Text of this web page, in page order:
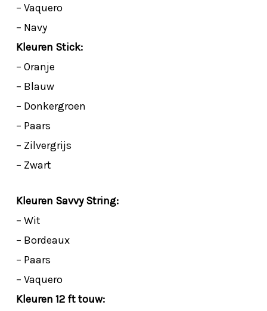
– Vaquero
– Navy
Kleuren Stick:
– Oranje
– Blauw
– Donkergroen
– Paars
– Zilvergrijs
– Zwart
Kleuren Savvy String:
– Wit
– Bordeaux
– Paars
– Vaquero
Kleuren 12 ft touw: